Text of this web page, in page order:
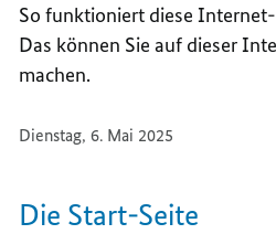
So funktioniert diese
Das können Sie auf dieser
machen.
Dienstag, 6. Mai 2025
Die Start-Seite